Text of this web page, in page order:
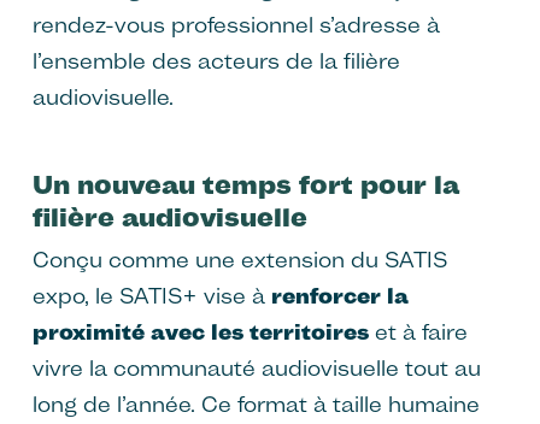
rendez-vous professionnel s’adresse à
l’ensemble des acteurs de la filière
audiovisuelle.
Un nouveau temps fort pour la
filière audiovisuelle
Conçu comme une extension du SATIS
expo, le SATIS+ vise à renforcer la
proximité avec les territoires et à faire
vivre la communauté audiovisuelle tout au
long de l’année. Ce format à taille humaine